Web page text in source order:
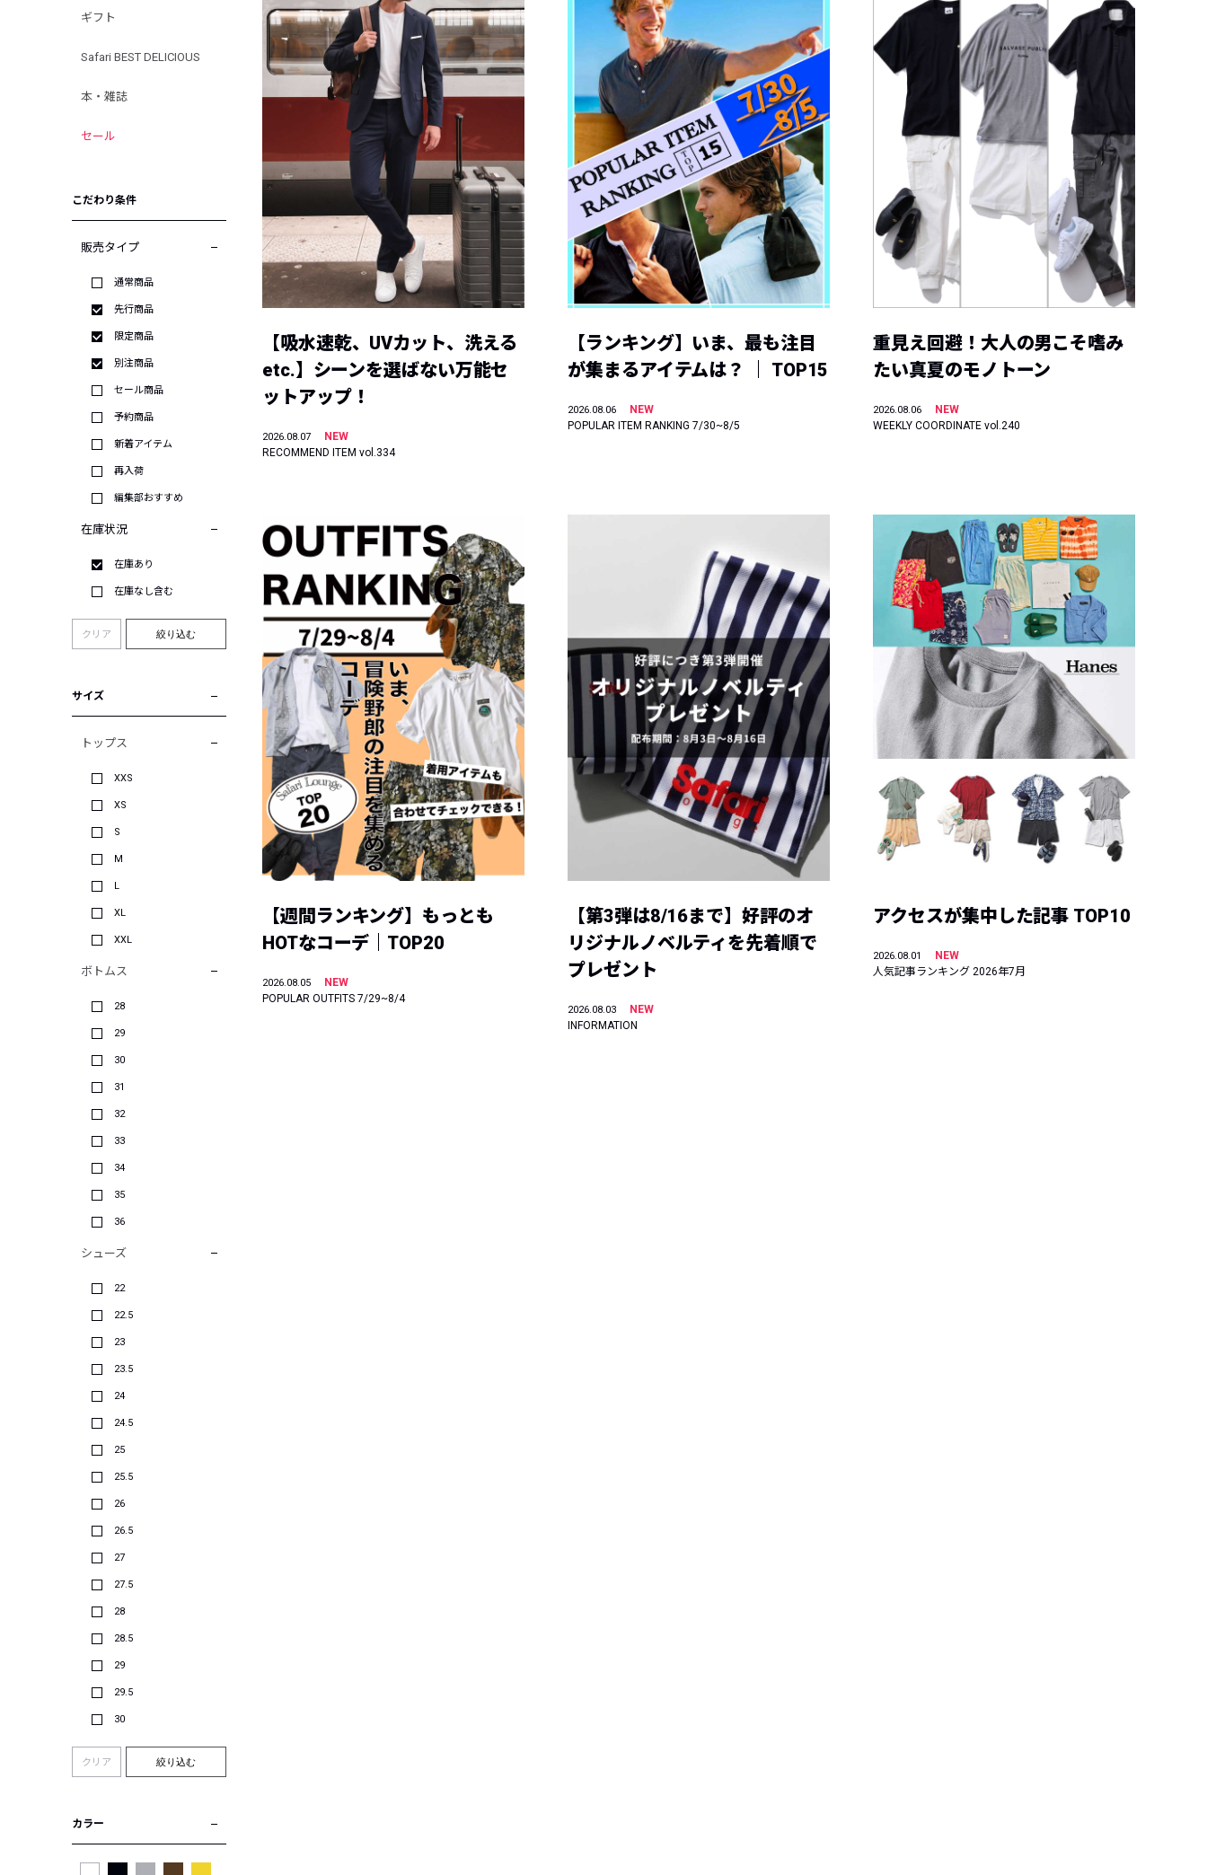
ギフト
Safari BEST DELICIOUS
本・雑誌
セール
こだわり条件
販売タイプ
通常商品
先行商品
限定商品
別注商品
セール商品
予約商品
新着アイテム
再入荷
編集部おすすめ
在庫状況
在庫あり
在庫なし含む
クリア 絞り込む
サイズ
トップス
XXS
XS
S
M
L
XL
XXL
ボトムス
28
29
30
31
32
33
34
35
36
シューズ
22
22.5
23
23.5
24
24.5
25
25.5
26
26.5
27
27.5
28
28.5
29
29.5
30
クリア 絞り込む
カラー
【吸水速乾、UVカット、洗える
etc.】シーンを選ばない万能セ
ットアップ！
2026.08.07
NEW
RECOMMEND ITEM vol.334
【ランキング】いま、最も注目
が集まるアイテムは？ ｜ TOP15
2026.08.06
NEW
POPULAR ITEM RANKING 7/30~8/5
重見え回避！大人の男こそ嗜み
たい真夏のモノトーン
2026.08.06
NEW
WEEKLY COORDINATE vol.240
【週間ランキング】もっとも
HOTなコーデ｜TOP20
2026.08.05
NEW
POPULAR OUTFITS 7/29~8/4
【第3弾は8/16まで】好評のオ
リジナルノベルティを先着順で
プレゼント
2026.08.03
NEW
INFORMATION
アクセスが集中した記事 TOP10
2026.08.01
NEW
人気記事ランキング 2026年7月